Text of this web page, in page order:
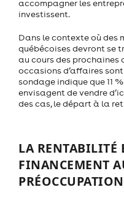
accompagner les
investissent.
Dans le contexte où des
québécoises devront se
au cours des prochaines
occasions d’affaires sont
sondage indique que 11
envisagent de vendre
des cas, le départ à la
LA RENTABILITÉ
FINANCEMENT